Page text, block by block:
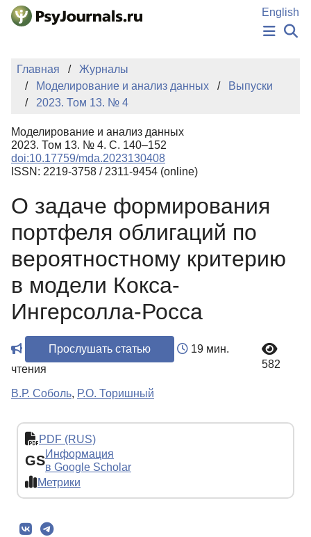
Перейти к основному содержанию
English
НОВОСТИ
АВТОРЫ
КЛЮЧЕВЫЕ СЛОВА
Регистрация
Главная
Журналы
Моделирование и анализ данных
Выпуски
2023. Том 13. № 4
Моделирование и анализ данных
2023. Том 13. № 4. С. 140–152
doi:10.17759/mda.2023130408
ISSN: 2219-3758 / 2311-9454 (online)
О задаче формирования
портфеля облигаций по
вероятностному критерию
в модели Кокса-
Ингерсолла-Росса
Прослушать статью
19 мин.
чтения
582
В.Р. Соболь, Р.О. Торишный
PDF (RUS)
GSИнформация
в Google Scholar
Метрики